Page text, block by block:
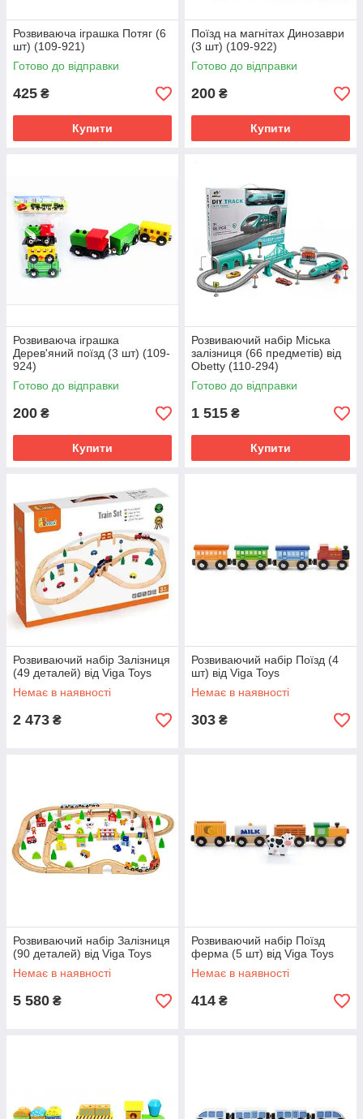
Розвиваюча іграшка Потяг (6
шт) (109-921)
Готово до відправки
425 ₴
Купити
Поїзд на магнітах Динозаври
(3 шт) (109-922)
Готово до відправки
200 ₴
Купити
Розвиваюча іграшка
Дерев'яний поїзд (3 шт) (109-
924)
Готово до відправки
200 ₴
Купити
Розвиваючий набір Міська
залізниця (66 предметів) від
Obetty (110-294)
Готово до відправки
1 515 ₴
Купити
Розвиваючий набір Залізниця
(49 деталей) від Viga Toys
Немає в наявності
2 473 ₴
Розвиваючий набір Поїзд (4
шт) від Viga Toys
Немає в наявності
303 ₴
Розвиваючий набір Залізниця
(90 деталей) від Viga Toys
Немає в наявності
5 580 ₴
Розвиваючий набір Поїзд
ферма (5 шт) від Viga Toys
Немає в наявності
414 ₴